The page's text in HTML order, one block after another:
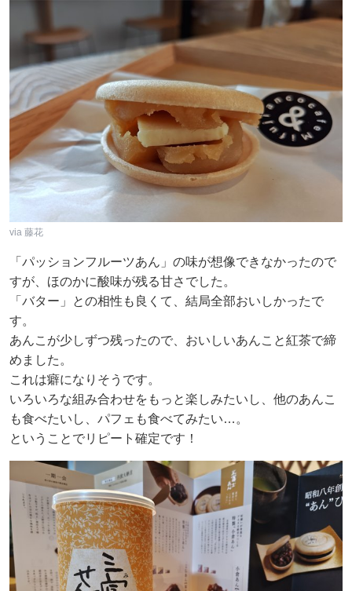
via 藤花
「パッションフルーツあん」の味が想像できなかったので
すが、ほのかに酸味が残る甘さでした。
「バター」との相性も良くて、結局全部おいしかったで
す。
あんこが少しずつ残ったので、おいしいあんこと紅茶で締
めました。
これは癖になりそうです。
いろいろな組み合わせをもっと楽しみたいし、他のあんこ
も食べたいし、パフェも食べてみたい…。
ということでリピート確定です！